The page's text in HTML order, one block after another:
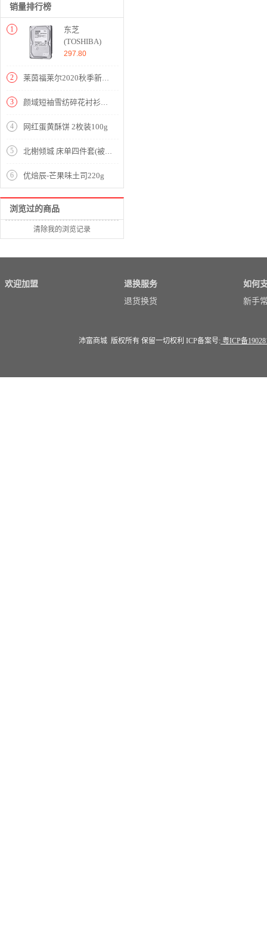
销量排行榜
1
东芝
(TOSHIBA)
1TB 32MB
式机机械硬盘
费级系列
个人电脑与外
297.80
2 莱茵福莱尔2020秋季新款欧洲站西装外套女士宽松高级垂感韩版职业西服 中灰色 155/76A/S
3 颜域短袖雪纺碎花衬衫秋装2020年新款女时尚减龄显瘦气质印花衬衣 蓝花 XL
4 网红蛋黄酥饼 2枚装100g
5 北榭倾城 床单四件套(被套1件床单1件枕套2件)(适合1.8米床)【纯棉磨毛/橙】
6 优焙辰-芒果味土司220g
浏览过的商品
清除我的浏览记录
欢迎加盟
退换服务
退货换货
如何
新手
沛富商城 版权所有 保留一切权利 ICP备案号: 粤ICP备